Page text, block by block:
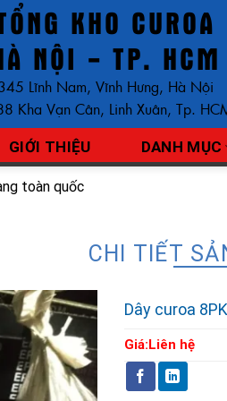
KHO CUROA
NỘI - TP. HCM
Lĩnh Nam, Vĩnh Hưng, Hà Nội
Kha Vạn Cân, Linh Xuân, Tp.
GIỚI THIỆU DANH MỤC
toàn quốc
CHI TIẾT
Dây curoa
Giá:Liên hệ